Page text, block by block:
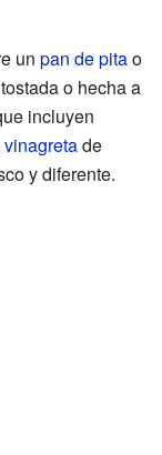
un pan de pitao
o hecha a
incluyen
vinagretade
y diferente.